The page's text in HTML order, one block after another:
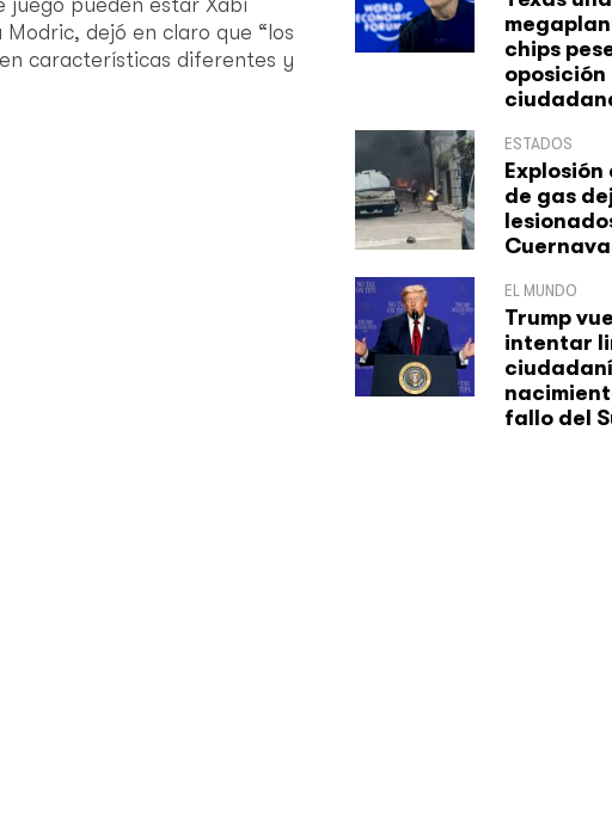
dejó en claro que “los
características diferentes y
chips
oposición
ESTADOS
Explosión
de gas
EL MUNDO
Trump
intentar
fallo del